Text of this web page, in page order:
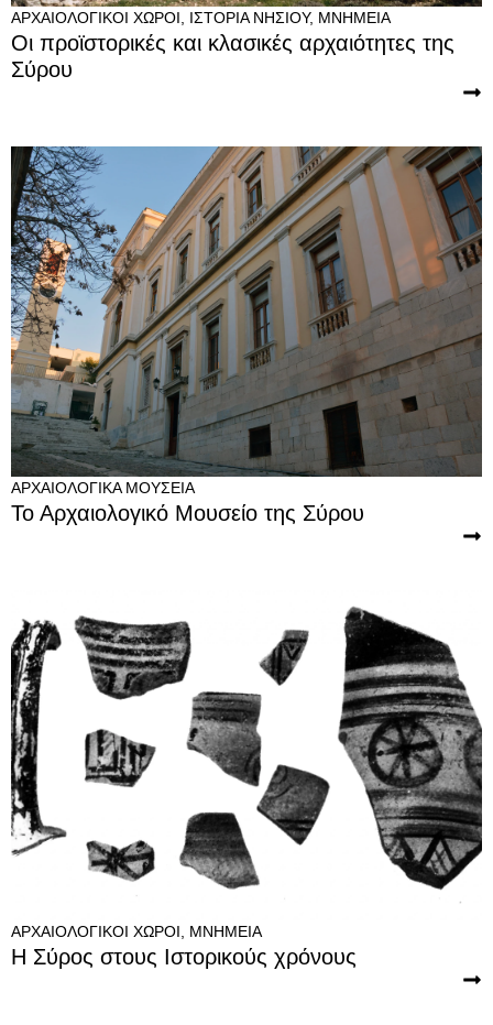
ΑΡΧΑΙΟΛΟΓΙΚΟΊ ΧΏΡΟΙ ΙΣΤΟΡΊΑ ΝΗΣΙΟΎ, ΜΝΗΜΕΊΑ
Οι προϊστορικές και κλασικές αρχαιότητες της
Σύρου
ΑΡΧΑΙΟΛΟΓΙΚΆ ΜΟΥΣΕΊΑ
Το Αρχαιολογικό Μουσείο της Σύρου
ΑΡΧΑΙΟΛΟΓΙΚΟΊ ΧΏΡΟΙ ΜΝΗΜΕΊΑ
Η Σύρος στους Ιστορικούς χρόνους